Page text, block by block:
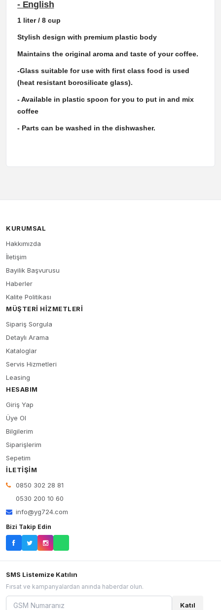
- English
1 liter / 8 cup
Stylish design with premium plastic body
Maintains the original aroma and taste of your coffee.
-Glass suitable for use with first class food is used
(heat resistant borosilicate glass).
- Available in plastic spoon for you to put in and mix
coffee
- Parts can be washed in the dishwasher.
KURUMSAL
Hakkımızda
İletişim
Bayilik Başvurusu
Haberler
Kalite Politikası
MÜŞTERI HIZMETLERI
Sipariş Sorgula
Detaylı Arama
Kataloglar
Servis Hizmetleri
Leasing
HESABIM
Giriş Yap
Üye Ol
Bilgilerim
Siparişlerim
Sepetim
İLETIŞIM
0850 302 28 81
0530 200 10 60
info@yg724.com
Bizi Takip Edin
SMS Listemize Katılın
Fırsat ve kampanyalardan anında haberdar olun.
Katıl